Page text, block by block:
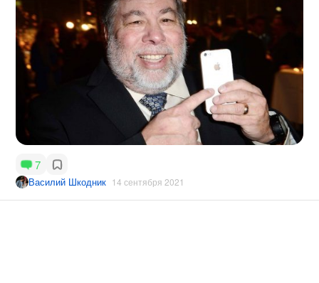
7
Василий Шкодник 14 сентября 2021